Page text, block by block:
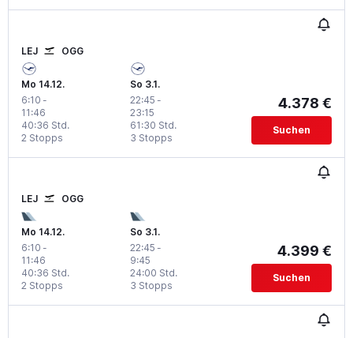
LEJ OGG
Mo 14.12.
6:10 -
11:46
2 Stopps
40:36 Std.
So 3.1.
22:45 -
23:15
3 Stopps
61:30 Std.
4.378 €
Suchen
LEJ OGG
Mo 14.12.
6:10 -
11:46
2 Stopps
40:36 Std.
So 3.1.
22:45 -
9:45
3 Stopps
24:00 Std.
4.399 €
Suchen